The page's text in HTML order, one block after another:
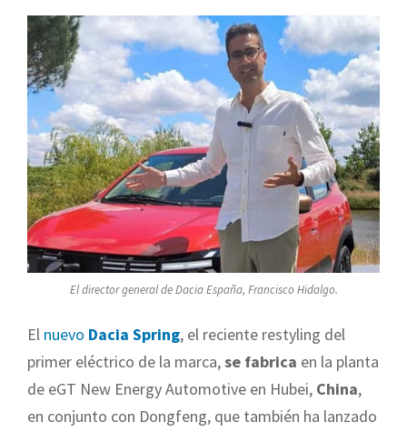
El director general de Dacia España, Francisco Hidalgo.
El nuevo Dacia Spring, el reciente restyling del
primer eléctrico de la marca,se fabrica en la planta
de eGT New Energy Automotive en Hubei, China,
en conjunto con Dongfeng, que también ha lanzado